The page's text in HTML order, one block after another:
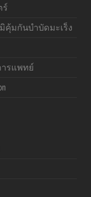
คุ้มกันบำบัดมะเร็ง
รแพทย์